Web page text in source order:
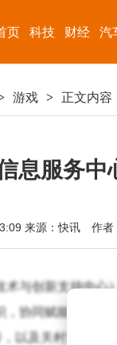
页 科技 财经 汽
游戏 > 正文内容
息服务
来源：快讯 作者
术与创新支持中心
，协同赋能”为核
以及关村知识产